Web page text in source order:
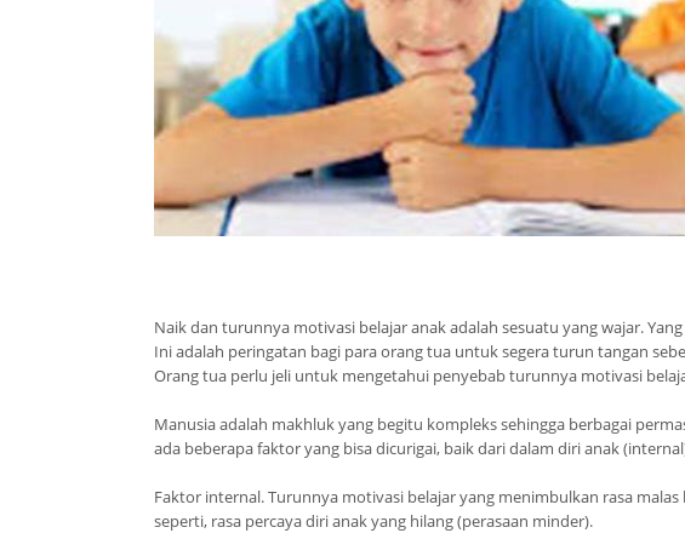
Naik dan turunnya motivasi belajar anak adalah sesuatu yang wajar.
Ini adalah peringatan bagi para orang tua untuk segera turun tangan
Orang tua perlu jeli untuk mengetahui penyebab turunnya motivasi
Manusia adalah makhluk yang begitu kompleks sehingga berbagai
ada beberapa faktor yang bisa dicurigai, baik dari dalam diri anak
Faktor internal. Turunnya motivasi belajar yang menimbulkan rasa
seperti, rasa percaya diri anak yang hilang (perasaan minder).